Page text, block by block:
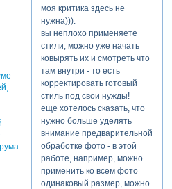
моя критика здесь не
нужна))).
вы неплохо применяете
стили, можно уже начать
ковырять их и смотреть что
там внутри - то есть
корректировать готовый
стиль под свои нужды!
еще хотелось сказать, что
нужно больше уделять
внимание предварительной
обработке фото - в этой
работе, например, можно
применить ко всем фото
одинаковый размер, можно